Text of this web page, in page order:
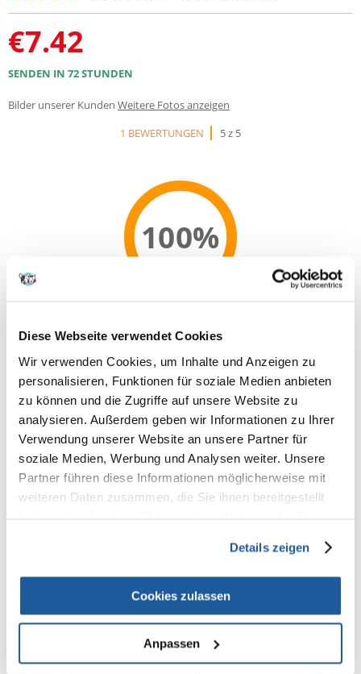
Diese Webseite verwendet Cookies
Wir verwenden Cookies, um Inhalte und Anzeigen zu
personalisieren, Funktionen für soziale Medien anbieten
zu können und die Zugriffe auf unsere Website zu
analysieren. Außerdem geben wir Informationen zu Ihrer
Verwendung unserer Website an unsere Partner für
soziale Medien, Werbung und Analysen weiter. Unsere
Partner führen diese Informationen möglicherweise mit
weiteren Daten zusammen, die Sie ihnen bereitgestellt
Details zeigen
Cookies zulassen
Anpassen
€7.42
SENDEN IN 72 STUNDEN
Bilder unserer Kunden Weitere Fotos anzeigen
1 BEWERTUNGEN
5 z 5
100%
Recommend
REZENSION VERFASSEN
Produktbeschreibung
Ein Ball mit Klang aus Naturkautschuk.
So konzipiert, dass sich die Laschen in der Struktur den Zähnen und
dem Zahnfleisch anpassen
Entspricht den natürlichen Kaubedürfnissen
Massiert das Zahnfleisch und reinigt die Zähne
Gemischte Farben, Farbe wird nach dem Zufallsprinzip verschickt